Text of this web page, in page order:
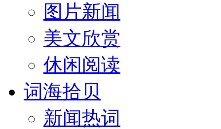
图片新闻
美文欣赏
休闲阅读
词海拾贝
新闻热词